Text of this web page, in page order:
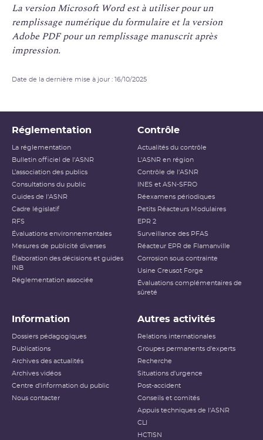
La version Microsoft Word est à utiliser pour un
remplissage numérique du formulaire et la version
Adobe PDF pour un remplissage manuscrit après
impression.
Date de la dernière mise à jour : 16/10/2025
Réglementation
La réglementation
Bulletin officiel de l'ASNR
L’association des publics
Consultations du public
Guides de l'ASNR
Cadre législatif
RFS
Évaluations environnementales
Mesures de publicité diverses
Élaboration des décisions et guides
INB
Réglementation associée
Contrôle
Actualités du contrôle
L'ASNR en région
Contrôle de l'ASNR
INES et ASN-SFRO
Réexamens périodiques
Petits Réacteurs Modulaires
EPR 2
Surveillance des PFAS
Réacteur EPR de Flamanville
Corrosion sous contrainte
Usine Creusot Forge
Évaluations complémentaires de
sûreté
Information
Dossiers pédagogiques
Publications
Archives des actualités
Archives vidéos
Centre d'information du public
Nous contacter
Autres activités
Relations internationales
Groupes permanents d'experts
Recherche
Situations d'urgence
Post-accident
Conseils et comités
Appuis techniques de l'ASNR
CLI
HCTISN